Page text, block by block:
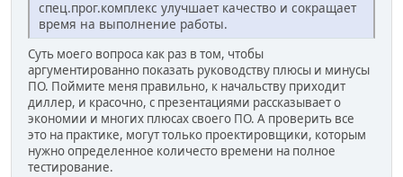
спец.прог.комплекс улучшает качество и сокращает
время на выполнение работы.
Суть моего вопроса как раз в том, чтобы
аргументированно показать руководству плюсы и минусы
ПО. Поймите меня правильно, к начальству приходит
диллер, и красочно, с презентациями рассказывает о
экономии и многих плюсах своего ПО. А проверить все
это на практике, могут только проектировщики, которым
нужно определенное количесто времени на полное
тестирование.